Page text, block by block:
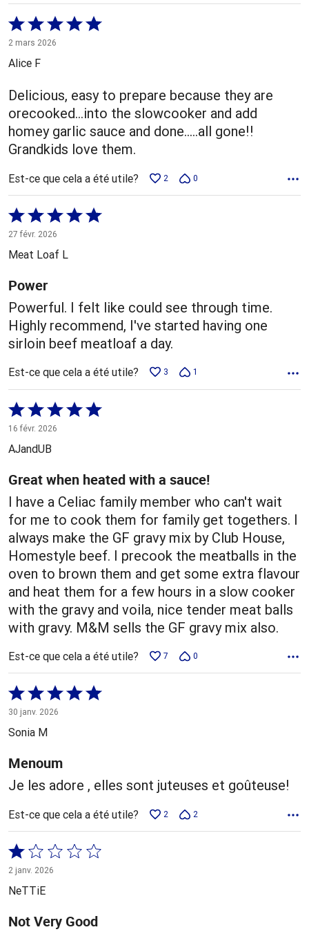
Coté
5 sur
5
2 mars 2026
Alice F
Delicious, easy to prepare because they are
orecooked...into the slowcooker and add
homey garlic sauce and done.....all gone!!
Grandkids love them.
Est-ce que cela a été utile? 2 0
Coté
5 sur
5
27 févr. 2026
Meat Loaf L
Power
Powerful. I felt like could see through time.
Highly recommend, I've started having one
sirloin beef meatloaf a day.
Est-ce que cela a été utile? 3 1
Coté
5 sur
5
16 févr. 2026
AJandUB
Great when heated with a sauce!
I have a Celiac family member who can't wait
for me to cook them for family get togethers. I
always make the GF gravy mix by Club House,
Homestyle beef. I precook the meatballs in the
oven to brown them and get some extra flavour
and heat them for a few hours in a slow cooker
with the gravy and voila, nice tender meat balls
with gravy. M&M sells the GF gravy mix also.
Est-ce que cela a été utile? 7 0
Coté
5 sur
5
30 janv. 2026
Sonia M
Menoum
Je les adore , elles sont juteuses et goûteuse!
Est-ce que cela a été utile? 2 2
Coté
1 sur
5
2 janv. 2026
NeTTiE
Not Very Good